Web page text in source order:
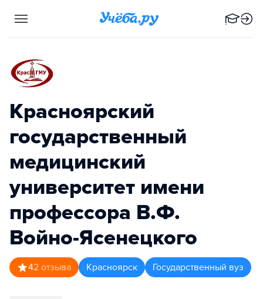
Красноярский
государственный
медицинский
университет имени
профессора В.Ф.
Войно-Ясенецкого
42 отзыва Красноярск Государственный вуз